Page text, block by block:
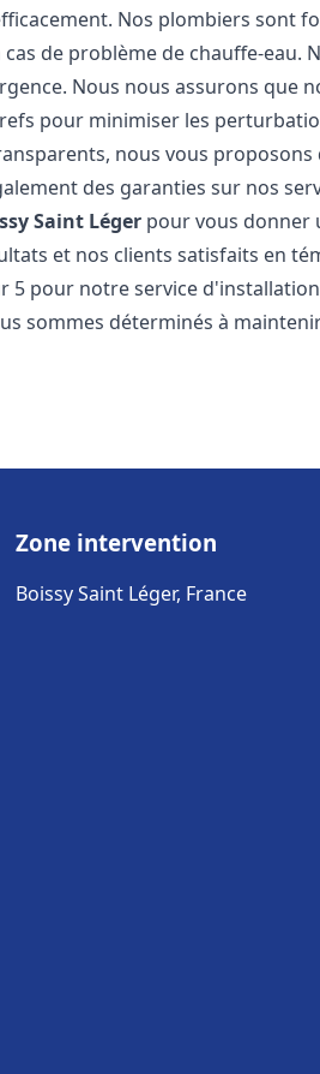
Nos plombiers sont
de problème de chauffe-eau.
Nous nous assurons que
pour minimiser les
nous vous
des garanties sur nos
Saint Léger pour vous donner
et nos clients satisfaits en
5 pour notre service
sommes déterminés à
Zone intervention
Boissy Saint Léger, France